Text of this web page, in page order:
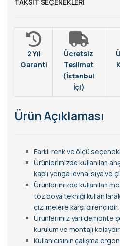
TAKSIT SEÇENEKLERI
2 Yıl
Garanti
Ücretsiz
Teslimat
(İstanbul
İçi)
Ürün Açıklaması
Farklı renk ve ölçü
Ürünlerimizde kullanılan
kaplı yonga levha ısıya ve
Ürünlerimizde kullanılan
toz boya tekniği
çizilmelere karşı dirençlidir.
Ürünlerimiz yarı demonte
kurulum ve montajı kolaydır
Kullanıcısının çalışma